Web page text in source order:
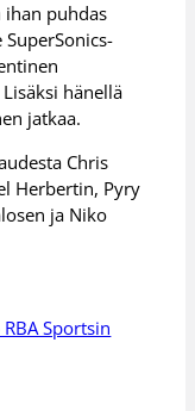
ihan puhdas
hänellä
jatkaa.
Chris
Herbertin, Pyry
ja Niko
Sportsin